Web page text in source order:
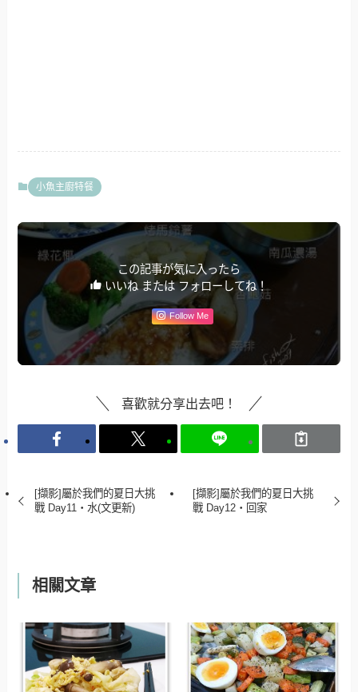
小魚主廚特餐
この記事が気に入ったら
いいね または フォローしてね！
Follow Me
喜歡就分享出去吧！
[擷影]屬於我們的夏日大挑
戰 Day11‧水(文更新)
[擷影]屬於我們的夏日大挑
戰 Day12‧回家
相關文章